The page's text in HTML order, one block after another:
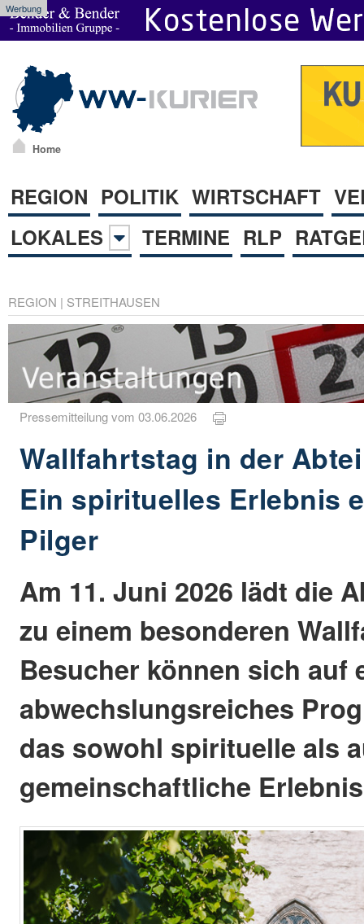
Werbung
Home
REGION POLITIK WIRTSCHAFT
LOKALES
TERMINE RLP
REGION | STREITHAUSEN
Pressemitteilung vom 03.06.2026
Wallfahrtstag in der
Ein spirituelles Erlebnis
Pilger
Am 11. Juni 2026 lädt die
zu einem besonderen
Besucher können sich auf
abwechslungsreiches
das sowohl spirituelle als
gemeinschaftliche